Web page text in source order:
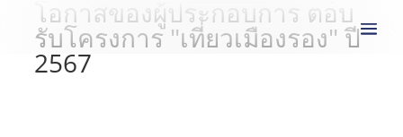
โอกาสของผู้ประกอบการ ตอบ
รับโครงการ "เที่ยวเมืองรอง" ปี
2567